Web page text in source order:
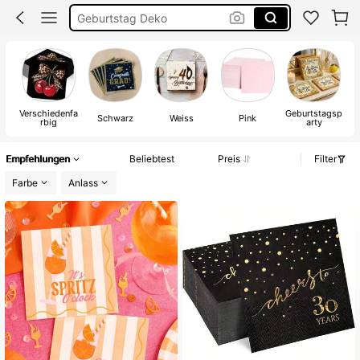
Geburtstag Deko
Einschulung Deko
Servietten
Verschiedenfa
rbig Schwarz Weiss Pink Geburtstagsp
arty
Empfehlungen Beliebtest Preis
Filter
Farbe
Anlass